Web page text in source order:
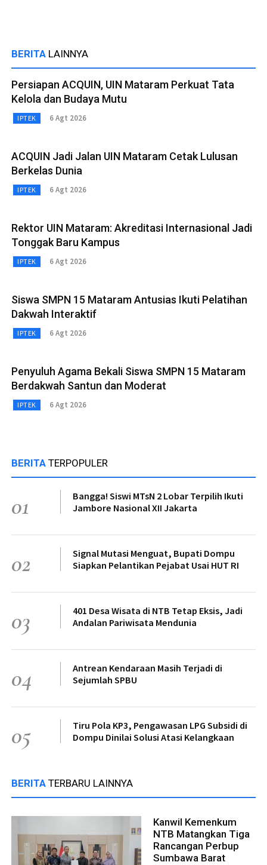
BERITA LAINNYA
Persiapan ACQUIN, UIN Mataram Perkuat Tata
Kelola dan Budaya Mutu
IPTEK 6 Agt 2026
ACQUIN Jadi Jalan UIN Mataram Cetak Lulusan
Berkelas Dunia
IPTEK 6 Agt 2026
Rektor UIN Mataram: Akreditasi Internasional Jadi
Tonggak Baru Kampus
IPTEK 6 Agt 2026
Siswa SMPN 15 Mataram Antusias Ikuti Pelatihan
Dakwah Interaktif
IPTEK 6 Agt 2026
Penyuluh Agama Bekali Siswa SMPN 15 Mataram
Berdakwah Santun dan Moderat
IPTEK 6 Agt 2026
BERITA TERPOPULER
01
Bangga! Siswi MTsN 2 Lobar Terpilih Ikuti
Jambore Nasional XII Jakarta
02
Signal Mutasi Menguat, Bupati Dompu
Siapkan Pelantikan Pejabat Usai HUT RI
03
401 Desa Wisata di NTB Tetap Eksis, Jadi
Andalan Pariwisata Mendunia
04
Antrean Kendaraan Masih Terjadi di
Sejumlah SPBU
05
Tiru Pola KP3, Pengawasan LPG Subsidi di
Dompu Dinilai Solusi Atasi Kelangkaan
BERITA TERBARU LAINNYA
Kanwil Kemenkum
NTB Matangkan Tiga
Rancangan Perbup
Sumbawa Barat